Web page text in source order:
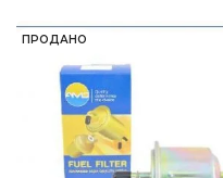
ПРОДАНО